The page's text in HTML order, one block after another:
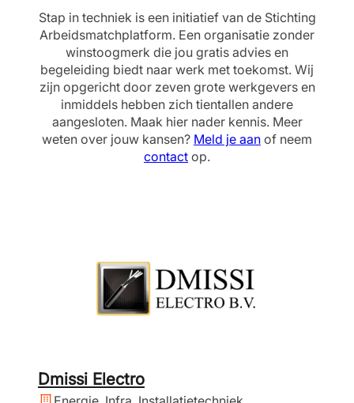
Stap in techniek is een initiatief van de Stichting
Arbeidsmatchplatform. Een organisatie zonder
winstoogmerk die jou gratis advies en
begeleiding biedt naar werk met toekomst. Wij
zijn opgericht door zeven grote werkgevers en
inmiddels hebben zich tientallen andere
aangesloten. Maak hier nader kennis. Meer
weten over jouw kansen? Meld je aan of neem
contact op.
Dmissi Electro